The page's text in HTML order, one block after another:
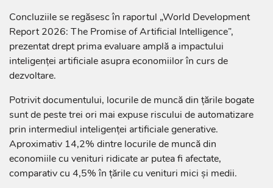
Concluziile se regăsesc în raportul „World Development
Report 2026: The Promise of Artificial Intelligence”,
prezentat drept prima evaluare amplă a impactului
inteligenței artificiale asupra economiilor în curs de
dezvoltare.
Potrivit documentului, locurile de muncă din țările bogate
sunt de peste trei ori mai expuse riscului de automatizare
prin intermediul inteligenței artificiale generative.
Aproximativ 14,2% dintre locurile de muncă din
economiile cu venituri ridicate ar putea fi afectate,
comparativ cu 4,5% în țările cu venituri mici și medii.